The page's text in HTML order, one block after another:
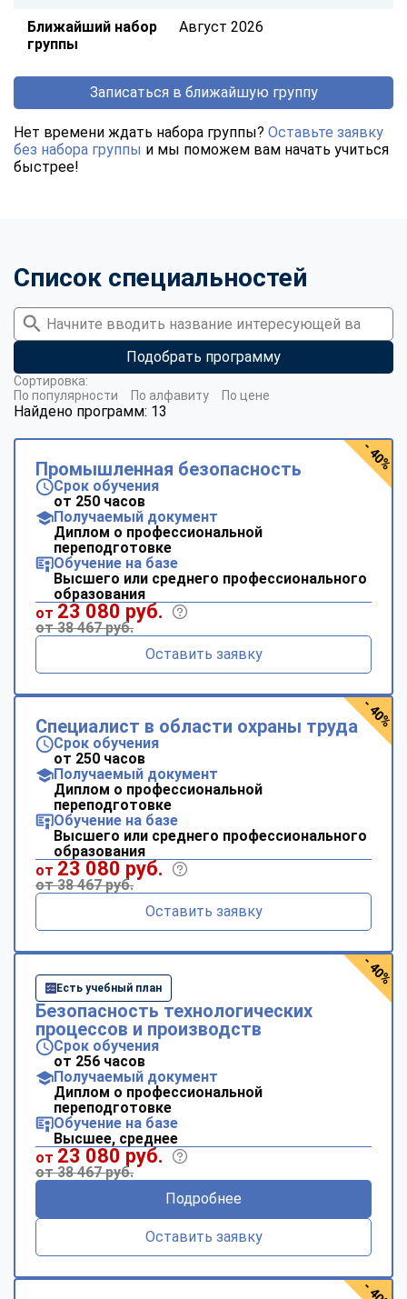
Ближайший набор
группы
Август 2026
Записаться в ближайшую группу
Нет времени ждать набора группы? Оставьте заявку
без набора группы и мы поможем вам начать учиться
быстрее!
Список специальностей
Подобрать программу
Найдено программ: 13
Сортировка:
По популярности
По алфавиту По цене
Промышленная безопасность
Срок обучения
от 250 часов
Получаемый документ
Диплом о профессиональной
переподготовке
Обучение на базе
Высшего или среднего профессионального
образования
от 23 080 руб.
от 38 467 руб.
Оставить заявку
- 40%
Специалист в области охраны труда
Срок обучения
от 250 часов
Получаемый документ
Диплом о профессиональной
переподготовке
Обучение на базе
Высшего или среднего профессионального
образования
от 23 080 руб.
от 38 467 руб.
Оставить заявку
- 40%
Есть учебный план
Безопасность технологических
процессов и производств
Срок обучения
от 256 часов
Получаемый документ
Диплом о профессиональной
переподготовке
Обучение на базе
Высшее, среднее
от 23 080 руб.
от 38 467 руб.
Подробнее
Оставить заявку
- 40%